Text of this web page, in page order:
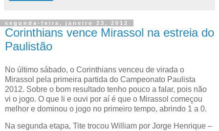
segunda-feira, janeiro 23, 2012
Corinthians vence Mirassol na estreia do
Paulistão
No último sábado, o Corinthians venceu de virada o
Mirassol pela primeira partida do Campeonato Paulista
2012. Sobre o bom resultado tenho pouco a falar, pois não
vi o jogo. O que li e ouvi por aí é que o Mirassol começou
melhor e dominou o jogo no primeiro tempo, abrindo 1 a 0.
Na segunda etapa, Tite trocou William por Jorge Henrique –